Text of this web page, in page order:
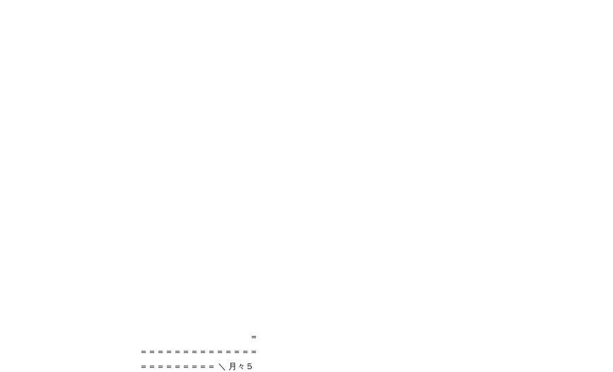
＝
＝＝＝＝＝＝＝＝＝＝＝＝＝＝
＝＝＝＝＝＝＝＝＝ ＼ 月々５